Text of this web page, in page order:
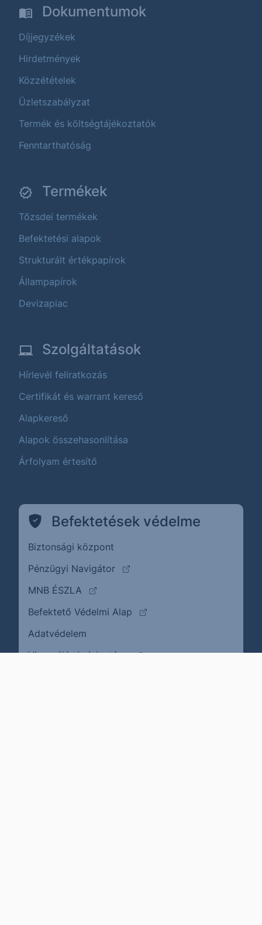
Dokumentumok
Díjjegyzékek
Hirdetmények
Közzétételek
Üzletszabályzat
Termék és költségtájékoztatók
Fenntarthatóság
Termékek
Tőzsdei termékek
Befektetési alapok
Strukturált értékpapírok
Állampapírok
Devizapiac
Szolgáltatások
Hírlevél feliratkozás
Certifikát és warrant kereső
Alapkereső
Alapok összehasonlítása
Árfolyam értesítő
Befektetések védelme
Biztonsági központ
Pénzügyi Navigátor
(külső oldalra ugrik)
MNB ÉSZLA
(külső oldalra ugrik)
Befektető Védelmi Alap
(külső oldalra ugrik)
Adatvédelem
Visszaélés bejelentése(külső oldalra ugrik)